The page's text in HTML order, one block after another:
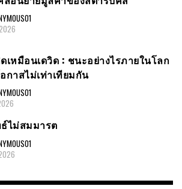
เหมือนเดวิด : ชนะอย่างไรภายในโลก
กาสไม่เท่าเทียมกัน
ไม่สมมารต